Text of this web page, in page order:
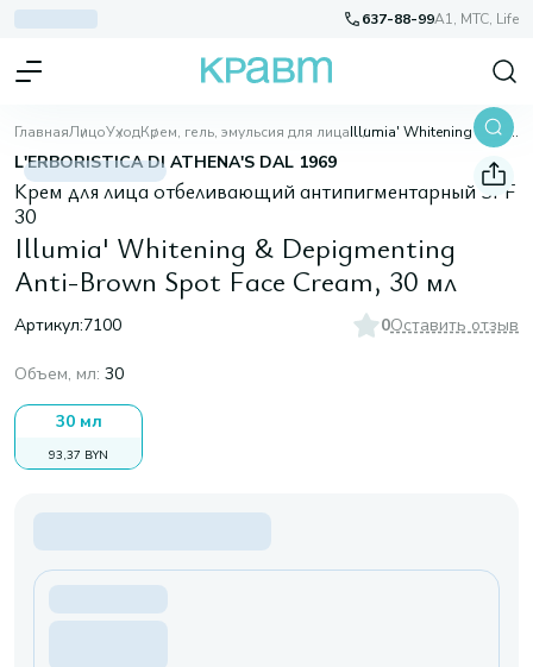
637-88-99A1, МТС, Life
ГлавнаяЛицоУходКрем, гель, эмульсия для лица Illumia' Whitening & Depigmenting Anti-Brown Spot Face Cream, 30 мл
L'ERBORISTICA DI ATHENA'S DAL 1969
Крем для лица отбеливающий антипигментарный SPF
30
Illumia' Whitening & Depigmenting
Anti-Brown Spot Face Cream, 30 мл
Артикул:7100 0Оставить отзыв
Объем, мл: 30
30 мл
93,37 BYN